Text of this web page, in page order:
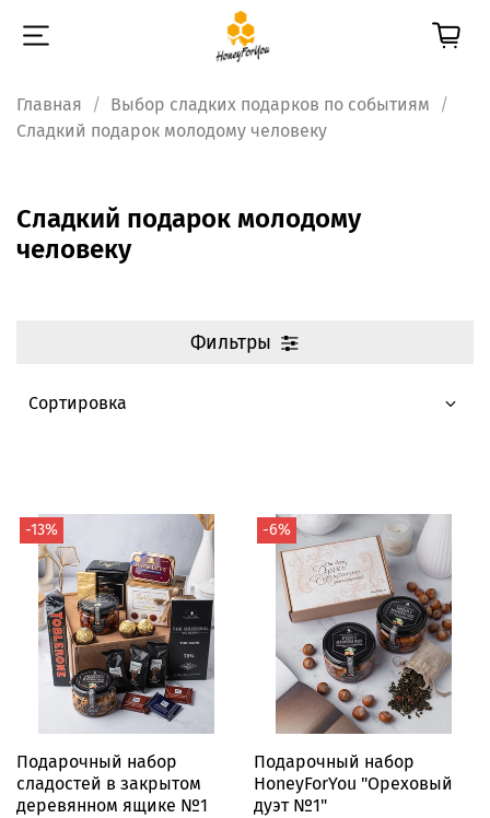
Главная
Выбор сладких подарков по событиям
Сладкий подарок молодому человеку
Сладкий подарок молодому
человеку
Фильтры
-13%
Подарочный набор
сладостей в закрытом
деревянном ящике №1
-6%
Подарочный набор
HoneyForYou "Ореховый
дуэт №1"